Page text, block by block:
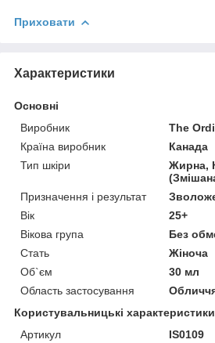
Приховати
Характеристики
Основні
Виробник
The
Країна виробник
Канада
Тип шкіри
Жирна,
Призначення і результат
Вік
25+
Вікова група
Без
Стать
Жіноча
Об`єм
30 мл
Область застосування
Користувальницькі характеристики
Артикул
IS0109